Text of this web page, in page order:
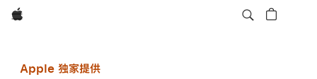
Apple
Apple 独家提供